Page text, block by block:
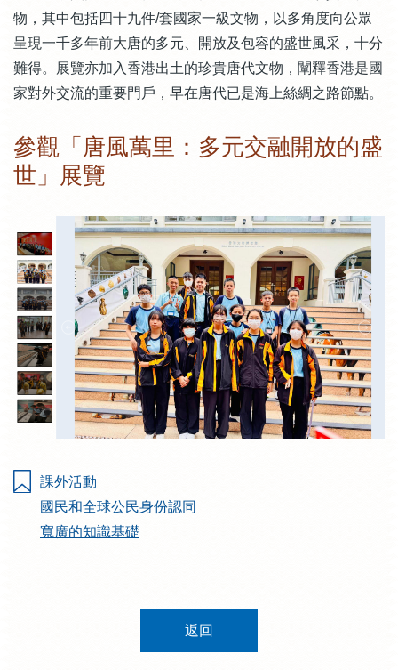
物，其中包括四十九件/套國家一級文物，以多角度向公眾
呈現一千多年前大唐的多元、開放及包容的盛世風采，十分
難得。展覽亦加入香港出土的珍貴唐代文物，闡釋香港是國
家對外交流的重要門戶，早在唐代已是海上絲綢之路節點。
參觀「唐風萬里：多元交融開放的盛
世」展覽
課外活動
國民和全球公民身份認同
寬廣的知識基礎
返回